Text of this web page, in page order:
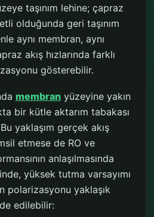
taşınım lehine; çapraz
olduğunda geri taşınım
aynı membran, aynı
akış hızlarında farklı
gösterebilir.
membran yüzeyine yakın
bir kütle aktarım tabakası
yaklaşım gerçek akış
etmese de RO ve
anlaşılmasında
yüksek tutma varsayımı
polarizasyonu yaklaşık
edilebilir: